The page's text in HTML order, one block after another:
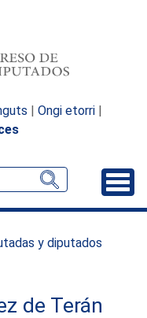
| Ongi etorri |
y diputados
de Terán